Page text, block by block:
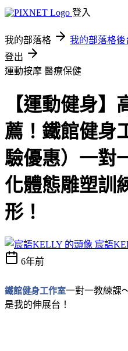
登入
我的部落格 我的部落格後
登出
運動按摩 醫療保健
【運動健身】
薦！鐵館健身
驗優惠）一對
化體態雕塑訓
形！
宸語
6年前
鐵館健身工作室一對一教練課
是我的伸展台！